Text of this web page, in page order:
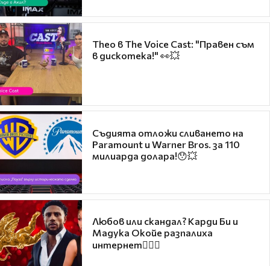
Theo в The Voice Cast: "Правен съм
в дискотека!" 👀💥
Съдията отложи сливането на
Paramount и Warner Bros. за 110
милиарда долара!😯💥
Любов или скандал? Карди Би и
Мадука Окойе разпалиха
интернет❤️‍🔥🔥